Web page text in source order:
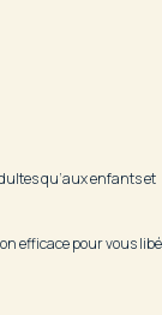
qu’aux enfants et
efficace pour vous